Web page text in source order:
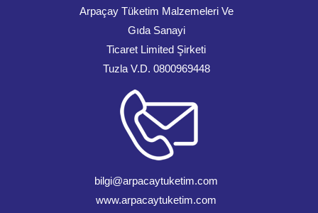
Arpaçay Tüketim Malzemeleri Ve
Gıda Sanayi
Ticaret Limited Şirketi
Tuzla V.D. 0800969448
bilgi@arpacaytuketim.com
www.arpacaytuketim.com